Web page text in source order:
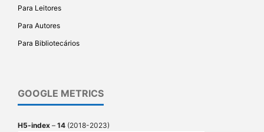
Para Leitores
Para Autores
Para Bibliotecários
GOOGLE METRICS
H5-index – 14 (2018-2023)